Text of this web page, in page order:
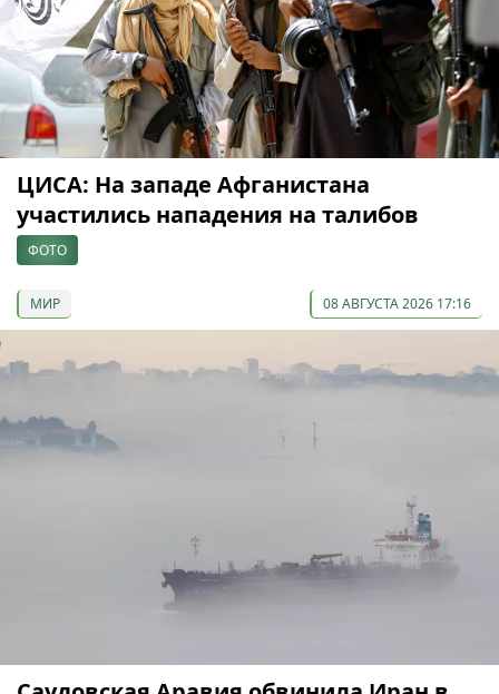
ЦИСА: На западе Афганистана
участились нападения на талибов
ФОТО
МИР 08 АВГУСТА 2026 17:16